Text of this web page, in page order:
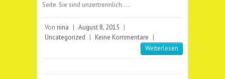
Seite. Sie sind unzertrennlich.…
Von nina | August 8, 2015 |
Uncategorized | Keine Kommentare |
Weiterlesen